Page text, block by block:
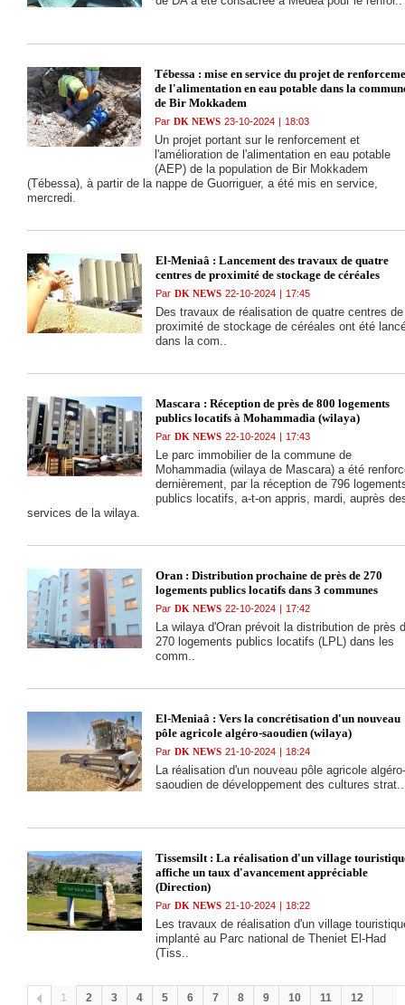
programme
détenus au
programme
d’extension du
Souk Ahras :
Lancement
des travaux de
dédoublement et
modernisation de
logements aux
réseaux
(Sonelgaz)
Tébessa : mise en service du projet de
de l'alimentation en eau potable dans la
de Bir Mokkadem
Par DK NEWS 23-10-2024 | 18:03
Un projet portant sur le renforcement et
l'amélioration de l'alimentation en eau potable
(AEP) de la population de Bir Mokkadem
(Tébessa), à partir de la nappe de Guorriguer, a été mis en service,
mercredi.
El-Meniaâ : Lancement des travaux de quatre
centres de proximité de stockage de céréales
Par DK NEWS 22-10-2024 | 17:45
Des travaux de réalisation de quatre centres de
proximité de stockage de céréales ont été
dans la com..
Mascara : Réception de près de 800 logements
publics locatifs à Mohammadia (wilaya)
Par DK NEWS 22-10-2024 | 17:43
Le parc immobilier de la commune de
Mohammadia (wilaya de Mascara) a été
dernièrement, par la réception de 796
publics locatifs, a-t-on appris, mardi, auprès
services de la wilaya.
Oran : Distribution prochaine de près de 270
logements publics locatifs dans 3 communes
Par DK NEWS 22-10-2024 | 17:42
La wilaya d'Oran prévoit la distribution de près
270 logements publics locatifs (LPL) dans les
comm..
El-Meniaâ : Vers la concrétisation d'un nouveau
pôle agricole algéro-saoudien (wilaya)
Par DK NEWS 21-10-2024 | 18:24
La réalisation d'un nouveau pôle agricole algéro-
saoudien de développement des cultures strat..
Tissemsilt : La réalisation d'un village
affiche un taux d'avancement appréciable
(Direction)
Par DK NEWS 21-10-2024 | 18:22
Les travaux de réalisation d'un village
implanté au Parc national de Theniet El-Had
(Tiss..
1 2 3 4 5 6 7 8 9 10 11 12